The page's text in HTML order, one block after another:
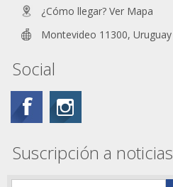
¿Cómo llegar? Ver Mapa
Montevideo 11300, Uruguay
Social
Suscripción a noticias